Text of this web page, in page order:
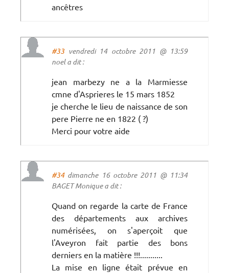
ancêtres
#33 vendredi 14 octobre 2011 @ 13:59
noel a dit :
jean marbezy ne a la Marmiesse
cmne d'Asprieres le 15 mars 1852
je cherche le lieu de naissance de son
pere Pierre ne en 1822 ( ?)
Merci pour votre aide
#34dimanche 16 octobre 2011 @ 11:34
BAGET Monique a dit :
Quand on regarde la carte de France
des départements aux archives
numérisées, on s'aperçoit que
l'Aveyron fait partie des bons
derniers en la matière !!!...........
La mise en ligne était prévue en